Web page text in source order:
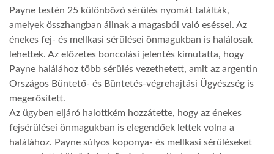
Payne testén 25 különböző sérülés nyomát találták,
amelyek összhangban állnak a magasból való eséssel. Az
énekes fej- és mellkasi sérülései önmagukban is halálosak
lehettek. Az előzetes boncolási jelentés kimutatta, hogy
Payne halálához több sérülés vezethetett, amit az argentin
Országos Büntető- és Büntetés-végrehajtási Ügyészség is
megerősített.
Az ügyben eljáró halottkém hozzátette, hogy az énekes
fejsérülései önmagukban is elegendőek lettek volna a
halálához. Payne súlyos koponya- és mellkasi sérüléseket